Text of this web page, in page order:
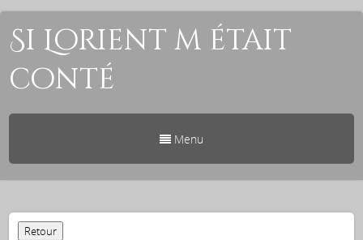
Si Lorient m était
conté
Menu